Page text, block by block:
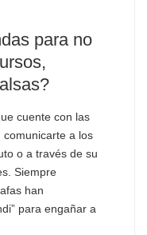
para no
cuente con las
comunicarte a los
o a través de su
Siempre
han
para engañar a